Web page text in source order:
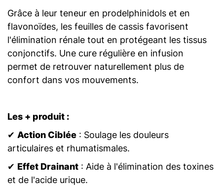
Grâce à leur teneur en prodelphinidols et en
flavonoïdes, les feuilles de cassis favorisent
l'élimination rénale tout en protégeant les tissus
conjonctifs. Une cure régulière en infusion
permet de retrouver naturellement plus de
confort dans vos mouvements.
Les + produit :
✔ Action Ciblée : Soulage les douleurs
articulaires et rhumatismales.
✔ Effet Drainant : Aide à l'élimination des toxines
et de l'acide urique.